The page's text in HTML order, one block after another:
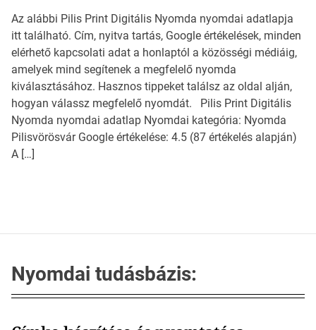
Az alábbi Pilis Print Digitális Nyomda nyomdai adatlapja
itt található. Cím, nyitva tartás, Google értékelések, minden
elérhető kapcsolati adat a honlaptól a közösségi médiáig,
amelyek mind segítenek a megfelelő nyomda
kiválasztásához. Hasznos tippeket találsz az oldal alján,
hogyan válassz megfelelő nyomdát. Pilis Print Digitális
Nyomda nyomdai adatlap Nyomdai kategória: Nyomda
Pilisvörösvár Google értékelése: 4.5 (87 értékelés alapján)
A […]
Nyomdai tudásbázis: